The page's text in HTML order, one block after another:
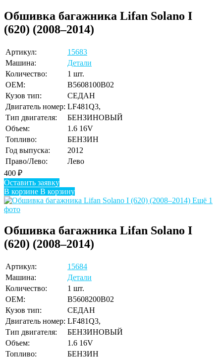
Обшивка багажника Lifan Solano I
(620) (2008–2014)
Артикул:
15683
Машина:
Детали
Количество:
1 шт.
OEM:
B5608100B02
Кузов тип:
СЕДАН
Двигатель номер: LF481Q3,
Тип двигателя:
БЕНЗИНОВЫЙ
Объем:
1.6 16V
Топливо:
БЕНЗИН
Год выпуска:
2012
Право/Лево:
Лево
400 ₽
Оставить заявку
В корзине В корзину
Ещё 1
фото
Обшивка багажника Lifan Solano I
(620) (2008–2014)
Артикул:
15684
Машина:
Детали
Количество:
1 шт.
OEM:
B5608200B02
Кузов тип:
СЕДАН
Двигатель номер: LF481Q3,
Тип двигателя:
БЕНЗИНОВЫЙ
Объем:
1.6 16V
Топливо:
БЕНЗИН